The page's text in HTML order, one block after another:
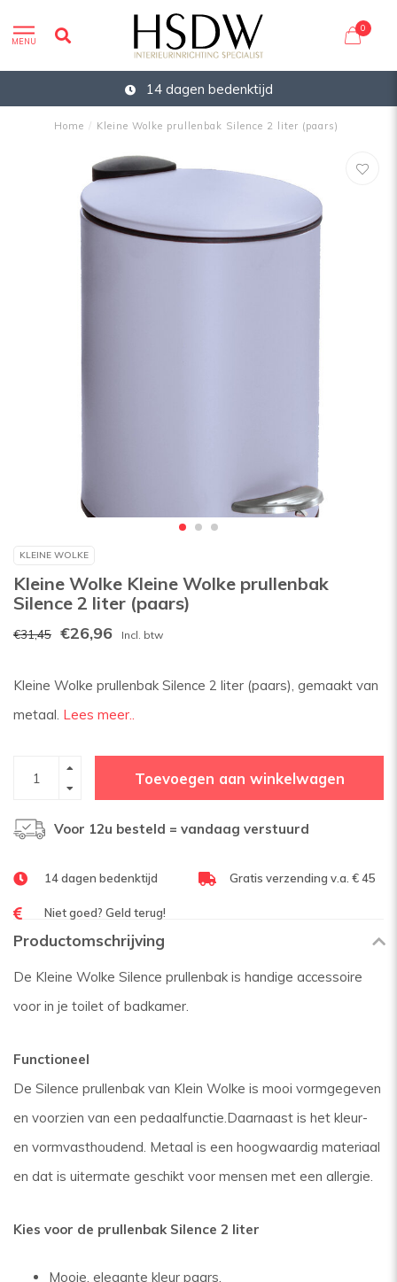
MENU
0
14 dagen bedenktijd
Home / Kleine Wolke prullenbak Silence 2 liter (paars)
KLEINE WOLKE
Kleine Wolke Kleine Wolke prullenbak
Silence 2 liter (paars)
€31,45 €26,96 Incl. btw
Kleine Wolke prullenbak Silence 2 liter (paars), gemaakt van
metaal. Lees meer..
Toevoegen aan winkelwagen
Voor 12u besteld = vandaag verstuurd
14 dagen bedenktijd Gratis verzending v.a. € 45
Niet goed? Geld terug!
Productomschrijving
De Kleine Wolke Silence prullenbak is handige accessoire
voor in je toilet of badkamer.
Functioneel
De Silence prullenbak van Klein Wolke is mooi vormgegeven
en voorzien van een pedaalfunctie.Daarnaast is het kleur-
en vormvasthoudend. Metaal is een hoogwaardig materiaal
en dat is uitermate geschikt voor mensen met een allergie.
Kies voor de prullenbak Silence 2 liter
Mooie, elegante kleur paars.